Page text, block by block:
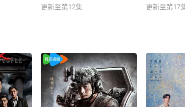
更新至第12集
更新至第17